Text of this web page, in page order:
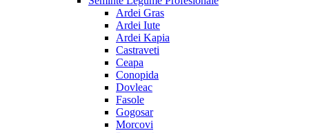
Ardei Gras
Ardei Iute
Ardei Kapia
Castraveti
Ceapa
Conopida
Dovleac
Fasole
Gogosar
Morcovi